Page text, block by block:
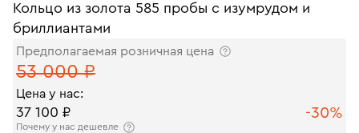
Кольцо из золота 585 пробы с изумрудом и
бриллиантами
Предполагаемая розничная цена
53 000 ₽
Цена у нас:
37 100 ₽ -30%
Почему у нас дешевле